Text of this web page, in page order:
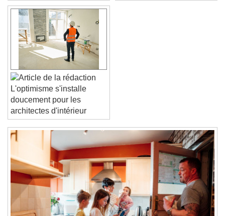
Font Family
Done
Close Modal Dialog
End of dialog window.
L'optimisme s'installe
doucement pour les
architectes d'intérieur